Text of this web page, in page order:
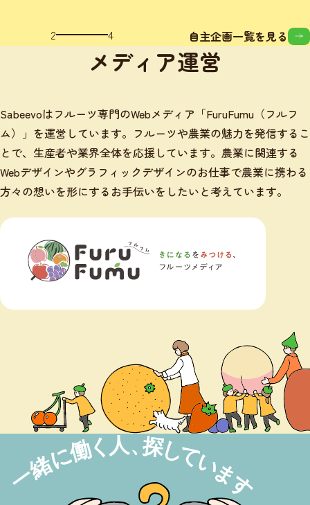
2 4 自主企画一覧を見る
メディア運営
Sabeevoはフルーツ専門のWebメディア「FuruFumu（フルフ
ム）」を運営しています。フルーツや農業の魅力を発信するこ
とで、生産者や業界全体を応援しています。農業に関連する
Webデザインやグラフィックデザインのお仕事で農業に携わる
方々の想いを形にするお手伝いをしたいと考えています。